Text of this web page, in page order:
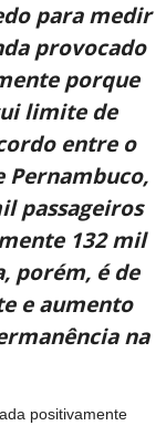
para medir
provocado
porque
limite de
entre o
Pernambuco,
passageiros
132 mil
porém, é de
e aumento
na
positivamente